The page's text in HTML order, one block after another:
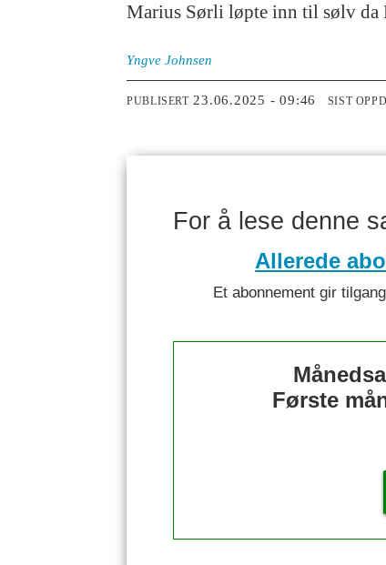
Marius Sørli løpte inn til sølv da
Yngve Johnsen
PUBLISERT 23.06.2025 - 09:46 SIST
For å lese denne
Allerede
Et abonnement gir
Første